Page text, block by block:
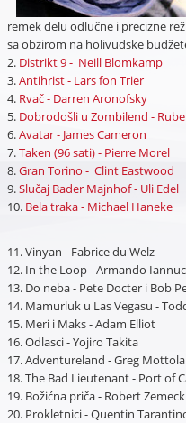
remek delu odlučne i precizne
sa obzirom na holivudske
2. Distrikt 9 - Neill Blomkamp
3.Antihrist - Lars fon Trier
4. Rvač - Darren Aronofsky
5. Dobrodošli u Zombilend -
6.Avatar - James Cameron
7.Taken (96 sati) - Pierre Morel
8.Gran Torino - Clint Eastwood
9.Slučaj Bader Majnhof - Uli Edel
10. Bela traka - Michael Haneke
11. Vinyan - Fabrice du Welz
12. In the Loop - Armando
13. Do neba - Pete Docter i Bob
14. Mamurluk u Las Vegasu -
15. Meri i Maks - Adam Elliot
16. Odlasci - Yojiro Takita
17. Adventureland - Greg Mottola
18. The Bad Lieutenant - Port of
19. Božićna priča - Robert
20. Prokletnici - Quentin